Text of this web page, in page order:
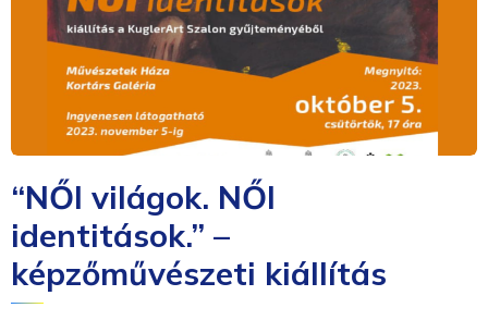
“NŐI világok. NŐI
identitások.” –
képzőművészeti kiállítás